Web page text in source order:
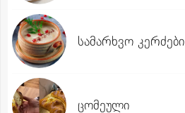
სამარხვო კერძები
ცომეული